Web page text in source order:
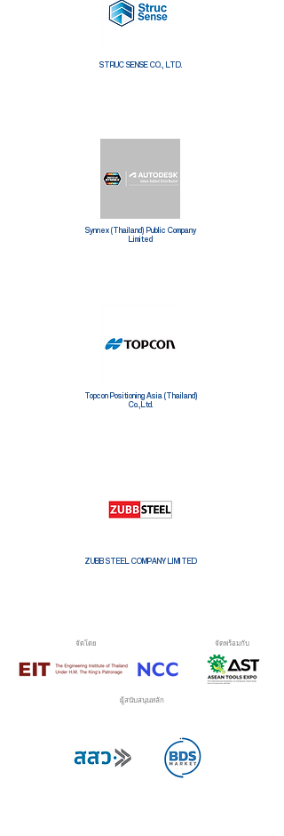
STRUC SENSE CO., LTD.
Synnex (Thailand) Public Company
Limited
Topcon Positioning Asia (Thailand)
Co.,Ltd.
ZUBB STEEL COMPANY LIMITED
จัดโดย จัดพร้อมกับ
ผู้สนับสนุนหลัก